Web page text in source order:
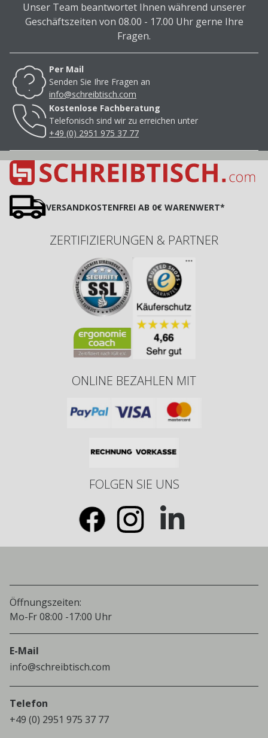
Unser Team beantwortet Ihnen während unserer
Geschäftszeiten von 08.00 - 17.00 Uhr gerne Ihre
Fragen.
Per Mail
Senden Sie Ihre Fragen an
info@schreibtisch.com
Kostenlose Fachberatung
Telefonisch sind wir zu erreichen unter
+49 (0) 2951 975 37 77
VERSANDKOSTENFREI AB 0€ WARENWERT*
ZERTIFIZIERUNGEN & PARTNER
ONLINE BEZAHLEN MIT
FOLGEN SIE UNS
Öffnungszeiten:
Mo-Fr 08:00 -17:00 Uhr
E-Mail
info@schreibtisch.com
Telefon
+49 (0) 2951 975 37 77